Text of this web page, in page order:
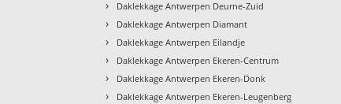
› Daklekkage Antwerpen Deurne-Zuid
› Daklekkage Antwerpen Diamant
› Daklekkage Antwerpen Eilandje
› Daklekkage Antwerpen Ekeren-Centrum
› Daklekkage Antwerpen Ekeren-Donk
› Daklekkage Antwerpen Ekeren-Leugenberg